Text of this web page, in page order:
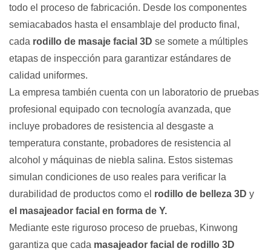
todo el proceso de fabricación. Desde los componentes
semiacabados hasta el ensamblaje del producto final,
cada rodillo de masaje facial 3D se somete a múltiples
etapas de inspección para garantizar estándares de
calidad uniformes.
La empresa también cuenta con un laboratorio de pruebas
profesional equipado con tecnología avanzada, que
incluye probadores de resistencia al desgaste a
temperatura constante, probadores de resistencia al
alcohol y máquinas de niebla salina. Estos sistemas
simulan condiciones de uso reales para verificar la
durabilidad de productos como el rodillo de belleza 3D y
el masajeador facial en forma de Y.
Mediante este riguroso proceso de pruebas, Kinwong
garantiza que cada masajeador facial de rodillo 3D